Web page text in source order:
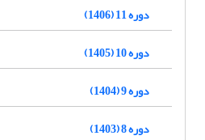
دوره 11 (1406)
دوره 10 (1405)
دوره 9 (1404)
دوره 8 (1403)